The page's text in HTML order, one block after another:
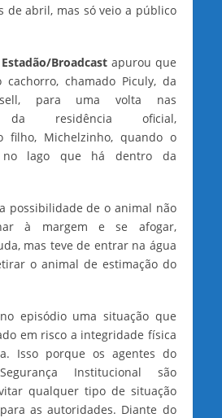
de abril, mas só veio a público
Estadão/Broadcastapurou que
cachorro, chamado Piculy, da
para uma volta nas
da residência oficial,
filho, Michelzinho, quando o
no lago que há dentro da
possibilidade de o animal não
à margem e se afogar,
mas teve de entrar na água
o animal de estimação do
episódio uma situação que
em risco a integridade física
Isso porque os agentes do
Institucional são
qualquer tipo de situação
as autoridades. Diante do